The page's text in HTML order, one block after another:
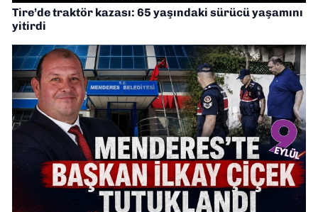
Tire’de traktör kazası: 65 yaşındaki sürücü yaşamını
yitirdi